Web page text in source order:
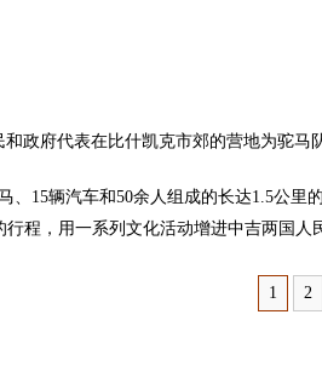
府代表在比什凯克市郊的营地为驼马队
15辆汽车和50余人组成的长达1.5公里
程，用一系列文化活动增进中吉两国人
1 2